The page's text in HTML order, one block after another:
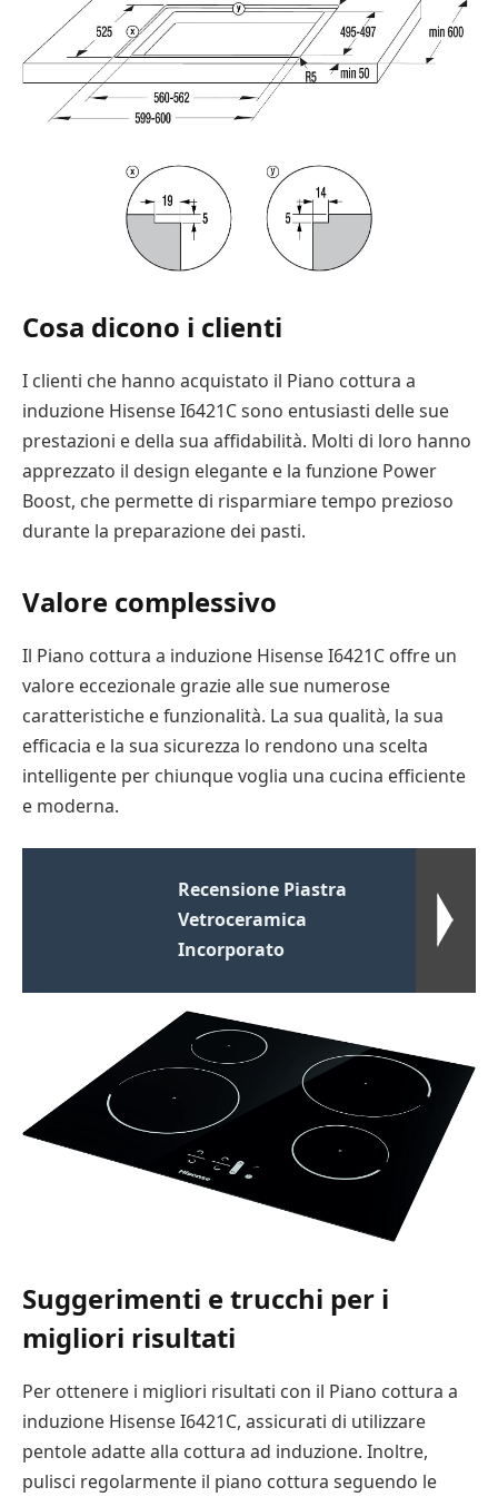
Cosa dicono i clienti
I clienti che hanno acquistato il Piano cottura a
induzione Hisense I6421C sono entusiasti delle sue
prestazioni e della sua affidabilità. Molti di loro hanno
apprezzato il design elegante e la funzione Power
Boost, che permette di risparmiare tempo prezioso
durante la preparazione dei pasti.
Valore complessivo
Il Piano cottura a induzione Hisense I6421C offre un
valore eccezionale grazie alle sue numerose
caratteristiche e funzionalità. La sua qualità, la sua
efficacia e la sua sicurezza lo rendono una scelta
intelligente per chiunque voglia una cucina efficiente
e moderna.
Recensione Piastra
Vetroceramica
Incorporato
Suggerimenti e trucchi per i
migliori risultati
Per ottenere i migliori risultati con il Piano cottura a
induzione Hisense I6421C, assicurati di utilizzare
pentole adatte alla cottura ad induzione. Inoltre,
pulisci regolarmente il piano cottura seguendo le